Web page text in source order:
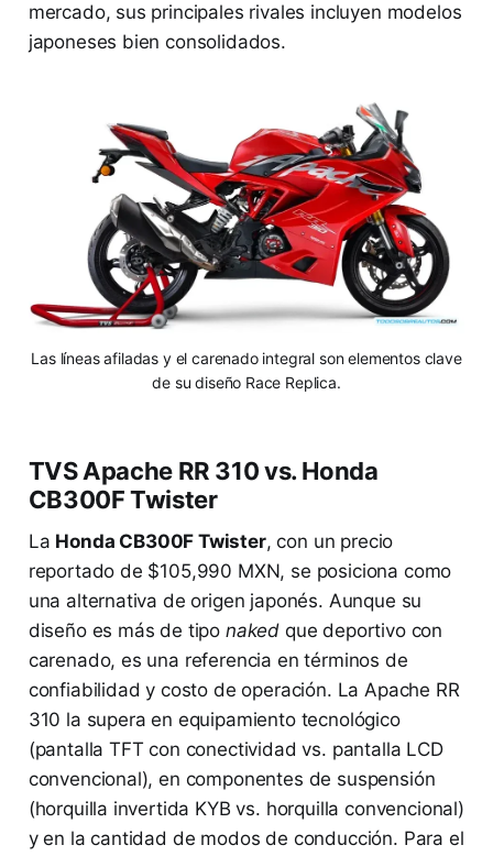
mercado, sus principales rivales incluyen modelos
japoneses bien consolidados.
Las líneas afiladas y el carenado integral son elementos clave
de su diseño Race Replica.
TVS Apache RR 310 vs. Honda
CB300F Twister
La Honda CB300F Twister, con un precio
reportado de $105,990 MXN, se posiciona como
una alternativa de origen japonés. Aunque su
diseño es más de tipo naked que deportivo con
carenado, es una referencia en términos de
confiabilidad y costo de operación. La Apache RR
310 la supera en equipamiento tecnológico
(pantalla TFT con conectividad vs. pantalla LCD
convencional), en componentes de suspensión
(horquilla invertida KYB vs. horquilla convencional)
y en la cantidad de modos de conducción. Para el